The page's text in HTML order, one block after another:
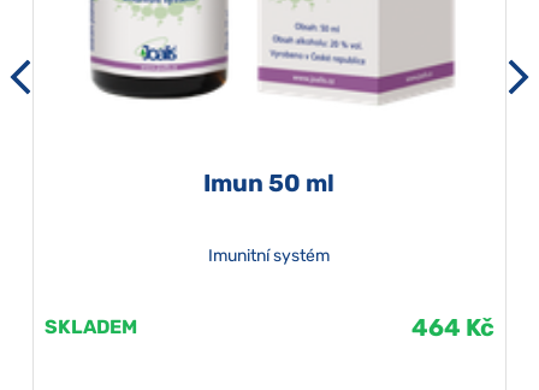
Imun 50 ml
Imunitní systém
SKLADEM 464 Kč